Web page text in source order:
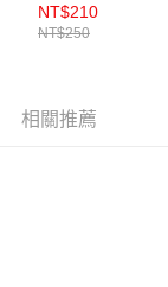
NT$210
NT$250
相關推薦